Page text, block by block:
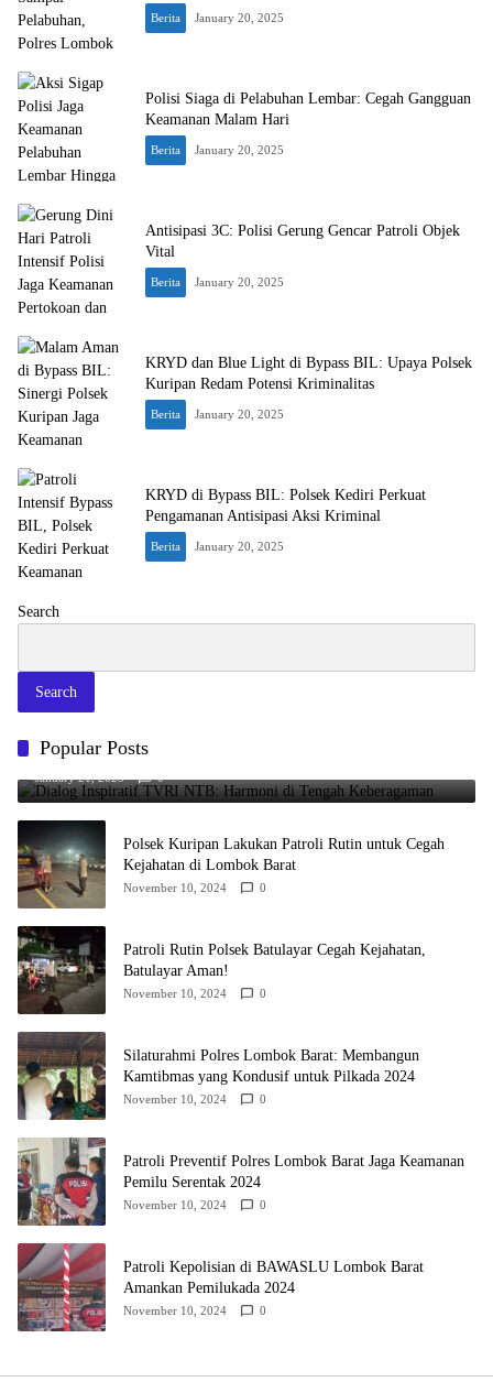
Berita January 20, 2025
Polisi Siaga di Pelabuhan Lembar: Cegah Gangguan
Keamanan Malam Hari
Berita January 20, 2025
Antisipasi 3C: Polisi Gerung Gencar Patroli Objek
Vital
Berita January 20, 2025
KRYD dan Blue Light di Bypass BIL: Upaya Polsek
Kuripan Redam Potensi Kriminalitas
Berita January 20, 2025
KRYD di Bypass BIL: Polsek Kediri Perkuat
Pengamanan Antisipasi Aksi Kriminal
Berita January 20, 2025
Search
Search
Popular Posts
Dialog Inspiratif TVRI NTB: Harmoni di Tengah Keberagaman
January 21, 2025 0
Polsek Kuripan Lakukan Patroli Rutin untuk Cegah
Kejahatan di Lombok Barat
November 10, 2024 0
Patroli Rutin Polsek Batulayar Cegah Kejahatan,
Batulayar Aman!
November 10, 2024 0
Silaturahmi Polres Lombok Barat: Membangun
Kamtibmas yang Kondusif untuk Pilkada 2024
November 10, 2024 0
Patroli Preventif Polres Lombok Barat Jaga Keamanan
Pemilu Serentak 2024
November 10, 2024 0
Patroli Kepolisian di BAWASLU Lombok Barat
Amankan Pemilukada 2024
November 10, 2024 0